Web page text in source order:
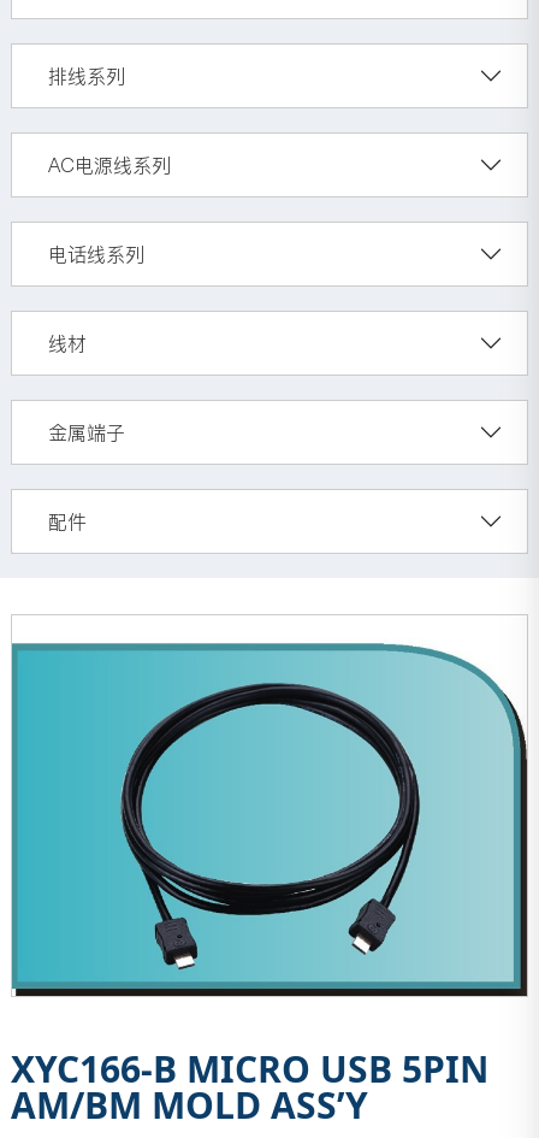
排线系列
AC电源线系列
电话线系列
线材
金属端子
配件
XYC166-B MICRO USB 5PIN
AM/BM MOLD ASS’Y